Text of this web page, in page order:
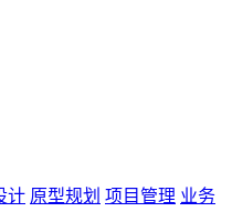
计 原型规划 项目管理 业务